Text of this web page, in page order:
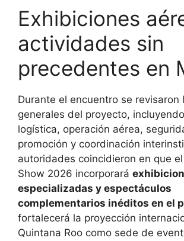
Exhibiciones
actividades sin
precedentes en
Durante el encuentro se revisaron
generales del proyecto,
logística, operación aérea,
promoción y coordinación
autoridades coincidieron en que
Show 2026 incorporará
especializadas y espectáculos
complementarios inéditos en el
fortalecerá la proyección
Quintana Roo como sede de